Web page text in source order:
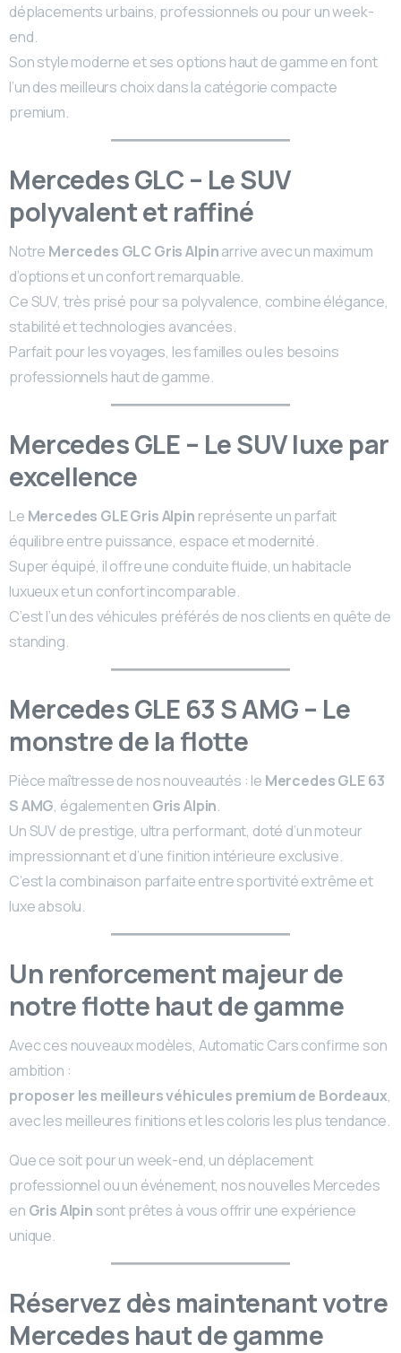
déplacements urbains, professionnels ou pour un week-
end.
Son style moderne et ses options haut de gamme en font
l’un des meilleurs choix dans la catégorie compacte
premium.
Mercedes GLC – Le SUV
polyvalent et raffiné
Notre Mercedes GLC Gris Alpinarrive avec un maximum
d’options et un confort remarquable.
Ce SUV, très prisé pour sa polyvalence, combine élégance,
stabilité et technologies avancées.
Parfait pour les voyages, les familles ou les besoins
professionnels haut de gamme.
Mercedes GLE – Le SUV luxe par
excellence
Le Mercedes GLE Gris Alpin représente un parfait
équilibre entre puissance, espace et modernité.
Super équipé, il offre une conduite fluide, un habitacle
luxueux et un confort incomparable.
C’est l’un des véhicules préférés de nos clients en quête de
standing.
Mercedes GLE 63 S AMG – Le
monstre de la flotte
Pièce maîtresse de nos nouveautés : le Mercedes GLE 63
S AMG, également en Gris Alpin.
Un SUV de prestige, ultra performant, doté d’un moteur
impressionnant et d’une finition intérieure exclusive.
C’est la combinaison parfaite entre sportivité extrême et
luxe absolu.
Un renforcement majeur de
notre flotte haut de gamme
Avec ces nouveaux modèles, Automatic Cars confirme son
ambition :
proposer les meilleurs véhicules premium de Bordeaux,
avec les meilleures finitions et les coloris les plus tendance.
Que ce soit pour un week-end, un déplacement
professionnel ou un événement, nos nouvelles Mercedes
en Gris Alpin sont prêtes à vous offrir une expérience
unique.
Réservez dès maintenant votre
Mercedes haut de gamme